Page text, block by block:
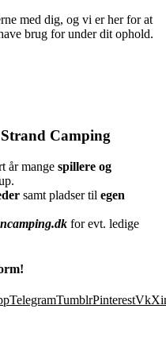
med dig, og vi er her for at
brug for under dit ophold.
Camping
år mange spillere og
samt pladser til egen
for evt. ledige
TelegramTumblrPinterestVk